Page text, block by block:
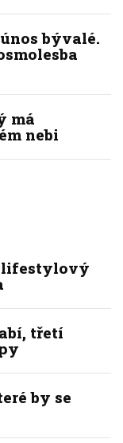
bývalé.
má
nebi
lifestylový
třetí
by se